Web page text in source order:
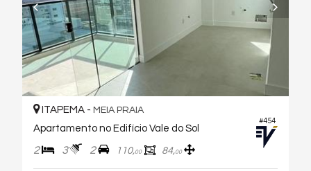
#454
ITAPEMA - MEIA PRAIA
Apartamento no Edifício Vale do Sol
2 3 2 110,00 84,00